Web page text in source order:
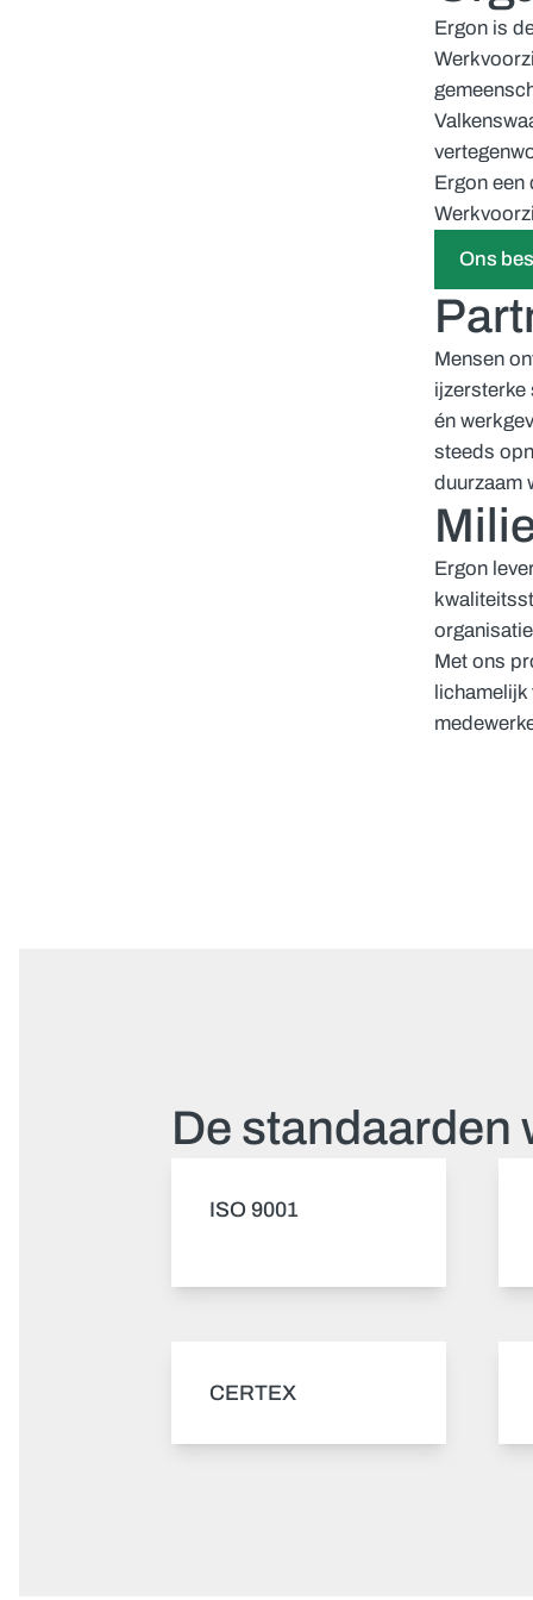
Ergon is
Ergon een
Ons
Mensen
ijzersterke
én
steeds
duurzaam
Ergon
Met ons
lichamelijk
De standaarden
ISO 9001
CERTEX